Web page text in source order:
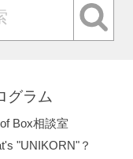
グラム
Box相談室
"UNIKORN"？